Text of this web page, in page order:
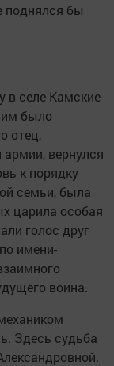
поднялся бы
в селе Камские
было
отец,
вернулся
к порядку
семьи, была
царила особая
голос друг
имени-
воина.
Здесь судьба